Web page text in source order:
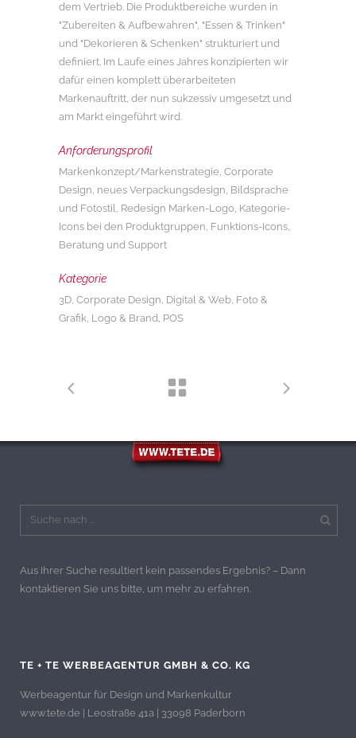
dem Vertrieb. Die Produktbereiche wurden in
"Zubereiten & Aufbewahren", "Essen & Trinken"
und "Dekorieren & Schenken" strukturiert und
definiert. Im Laufe eines Jahres konzipierten wir
dafür einen komplett überarbeiteten
Markenauftritt, der nun sukzessiv umgesetzt und
am Markt eingeführt wird.
Anforderungsprofil
Markenkonzept/Markenstrategie, Corporate
Design, neues Verpackungsdesign, Bildsprache
und Fotostil, Redesign Marken-Logo, Kategorie-
Icons bei den Produktgruppen, Funktions-Icons,
Beratung und Support
Kategorie
3D, Corporate Design, Digital & Web, Foto &
Grafik, Logo & Brand, POS
Aus Ihrer Suche resultiert kein passendes Ergebnis? – Dann
kontaktieren Sie uns bitte, um mehr zu erfahren.
TE + TE WERBEAGENTUR GMBH & CO. KG
Werbeagentur für Design und Markenkultur
www.tete.de | Leostraße 41a | 33098 Paderborn